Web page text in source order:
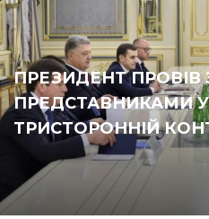
ПРЕЗИДЕНТ ПРОВІВ
ПРЕДСТАВНИКАМИ
ТРИСТОРОННІЙ